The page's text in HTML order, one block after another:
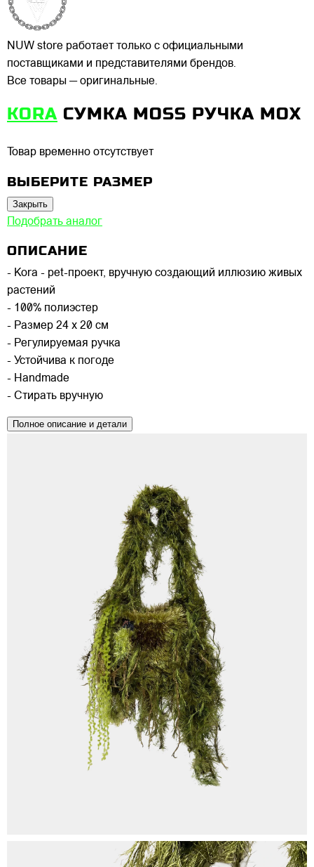
NUW store работает только с официальными
поставщиками и представителями брендов.
Все товары — оригинальные.
KORA СУМКА MOSS РУЧКА МОХ
Товар временно отсутствует
ВЫБЕРИТЕ РАЗМЕР
Закрыть
Подобрать аналог
ОПИСАНИЕ
- Kora - pet-проект, вручную создающий иллюзию живых
растений
- 100% полиэстер
- Размер 24 х 20 см
- Регулируемая ручка
- Устойчива к погоде
- Handmade
- Стирать вручную
Полное описание и детали